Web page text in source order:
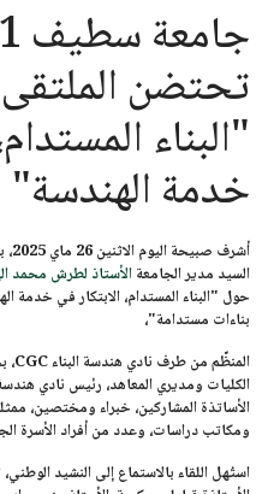
تحتضن
"البناء
خدمة الهندسة"
أشرف صبيحة اليومالاثنين 26 ماي 2025
،
السيد مدير الجامعةالأستاذ لطرش محمد
حول "البناء المستدام، الابتكار في خدمة
بناءات مستدامة"،
المنظَّم من طرف نادي هندسة البناء CGC
،
الكليات ومديري المعاهد، رئيس نادي
الأساتذة المشاركين، خبراء
ومكاتب دراسات، وعدد من أفراد الأسرة
استُهل اللقاء بالاستماع إلى النشيد